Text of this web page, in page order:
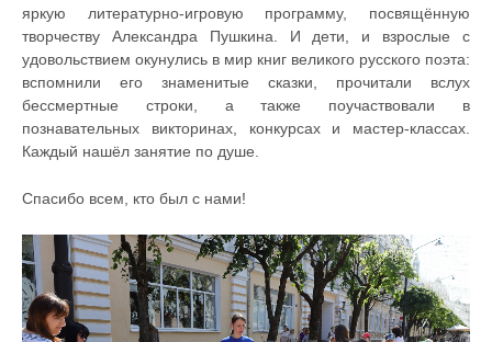
яркую литературно-игровую программу, посвящённую
творчеству Александра Пушкина. И дети, и взрослые с
удовольствием окунулись в мир книг великого русского поэта:
вспомнили его знаменитые сказки, прочитали вслух
бессмертные строки, а также поучаствовали в
познавательных викторинах, конкурсах и мастер‑классах.
Каждый нашёл занятие по душе.
Спасибо всем, кто был с нами!